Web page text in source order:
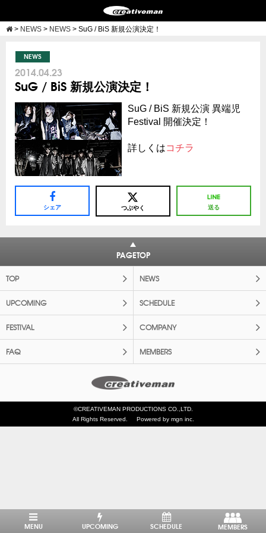
> NEWS > NEWS > SuG / BiS 新規公演決定！
NEWS
2014.04.23
SuG / BiS 新規公演決定！
SuG / BiS 新規公演 異端児
Festival 開催決定！
詳しくはコチラ
シェア つぶやく 送る
PAGETOP
TOP NEWS
UPCOMING SCHEDULE
FESTIVAL COMPANY
FAQ MEMBERS
©CREATIVEMAN PRODUCTIONS CO.,LTD.
All Rights Reserved.
Powered by mgn inc.
MENU UPCOMING SCHEDULE MEMBERS